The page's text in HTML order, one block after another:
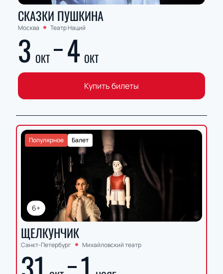
СКАЗКИ ПУШКИНА
Москва Театр Наций
3 ОКТ 4 ОКТ
Купить билеты
6+
Балет
Популярное
ЩЕЛКУНЧИК
Санкт-Петербург Михайловский театр